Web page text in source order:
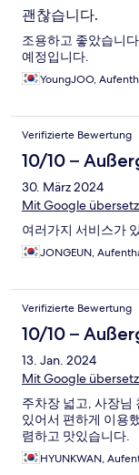
괜찮습니다.
조용하고 좋았습니
예정입니다.
YoungJOO,
Verifizierte Bewertung
10/10 –
30. März 2024
Mit Google
여러가지 서비스가
JONGEUN,
Verifizierte Bewertung
10/10 –
13. Jan. 2024
Mit Google
주차장 넓고, 사장님
있어서 편하게 이용
렴하고 맛있습니다.
HYUNKWAN,